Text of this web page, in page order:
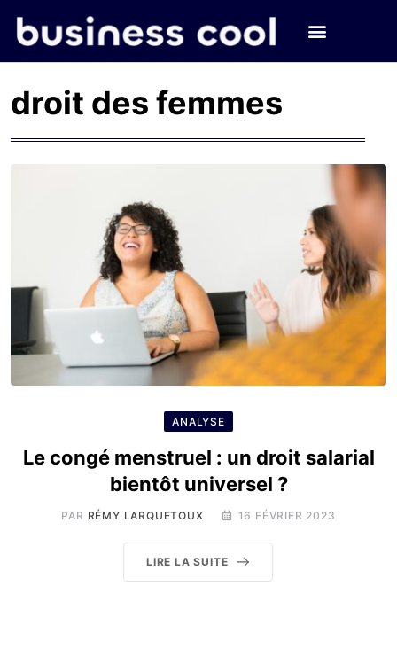
droit des femmes
ANALYSE
Le congé menstruel : un droit salarial
bientôt universel ?
PAR RÉMY LARQUETOUX 16 FÉVRIER 2023
LIRE LA SUITE